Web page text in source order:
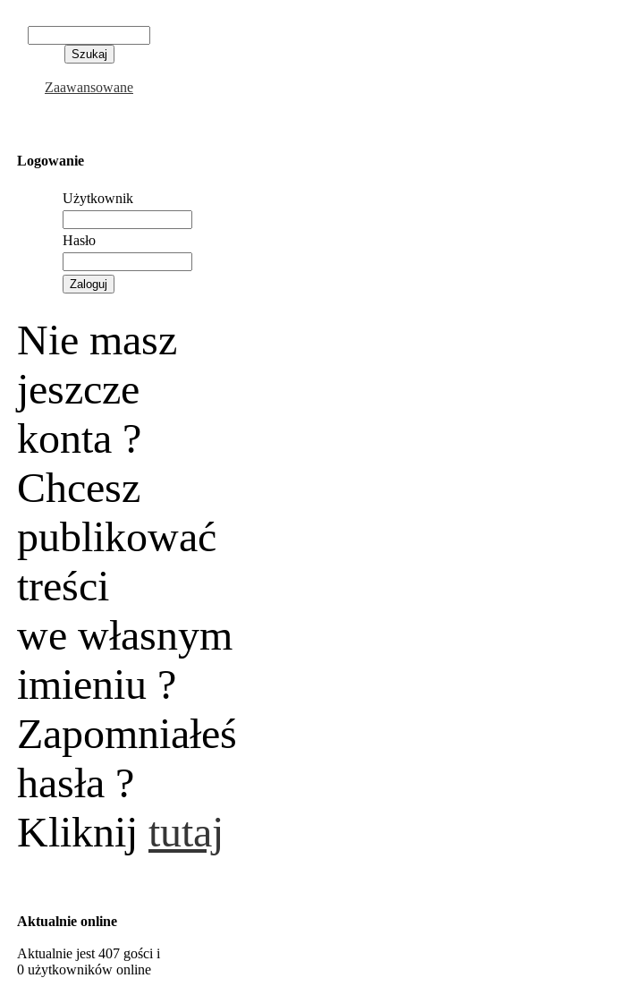
Zaawansowane
Logowanie
Użytkownik
Hasło
Nie masz
jeszcze
konta ?
Chcesz
publikować
treści
we własnym
imieniu ?
Zapomniałeś
hasła ?
Kliknij tutaj
Aktualnie online
Aktualnie jest 407 gości i
0 użytkowników online